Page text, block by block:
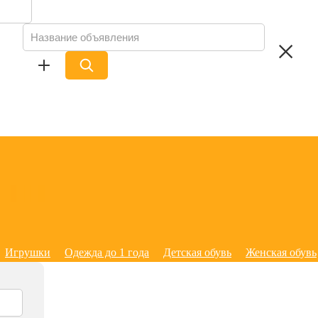
Игрушки Одежда до 1 года Детская обувь Женская обувь